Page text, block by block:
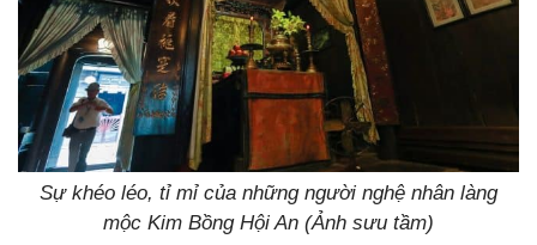
Sự khéo léo, tỉ mỉ của những người nghệ nhân làng
mộc Kim Bồng Hội An (Ảnh sưu tầm)